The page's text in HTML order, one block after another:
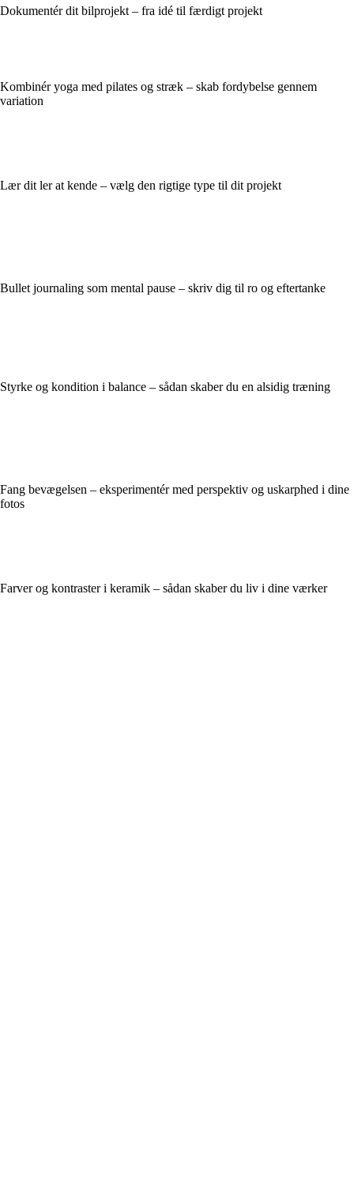
Dokumentér dit bilprojekt – fra idé til færdigt projekt
Kombinér yoga med pilates og stræk – skab fordybelse gennem
variation
Lær dit ler at kende – vælg den rigtige type til dit projekt
Bullet journaling som mental pause – skriv dig til ro og eftertanke
Styrke og kondition i balance – sådan skaber du en alsidig træning
Fang bevægelsen – eksperimentér med perspektiv og uskarphed i dine
fotos
Farver og kontraster i keramik – sådan skaber du liv i dine værker